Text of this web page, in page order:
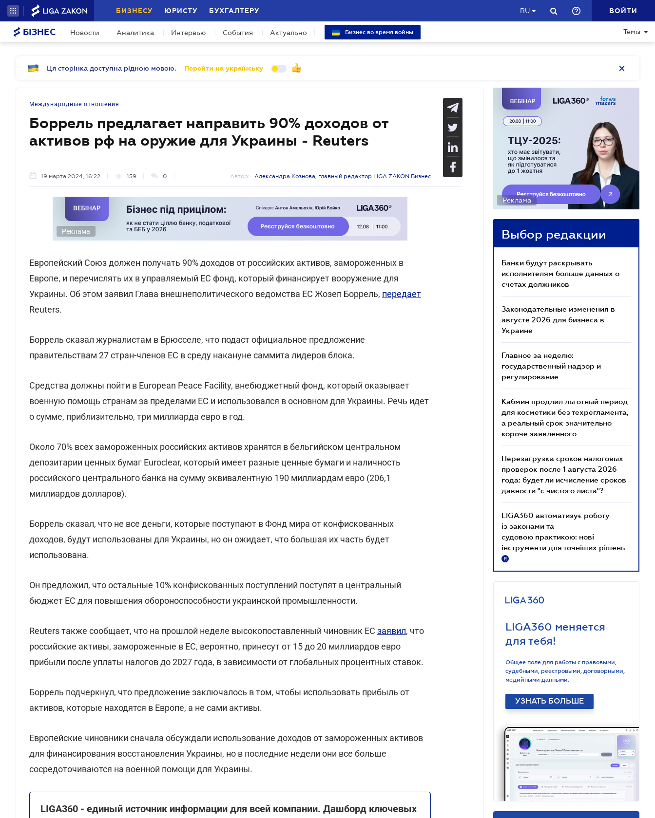
БИЗНЕСУ ЮРИСТУ БУХГАЛТЕРУ RU ВОЙТИ
БІЗНЕС Новости Аналитика Интервью События Актуально Бизнес во время войны Темы
Ця сторінка доступна рідною мовою. Перейти на українську
Международные отношения
Боррель предлагает направить 90% доходов от
активов рф на оружие для Украины - Reuters
19 марта 2024, 16:22 159 0 Автор: Александра Кознова, главный редактор LIGA ZAKON Бизнес
Реклама
Европейский Союз должен получать 90% доходов от российских активов, замороженных в
Европе, и перечислять их в управляемый ЕС фонд, который финансирует вооружение для
Украины. Об этом заявил Глава внешнеполитического ведомства ЕС Жозеп Боррель, передает
Reuters.
Боррель сказал журналистам в Брюсселе, что подаст официальное предложение
правительствам 27 стран-членов ЕС в среду накануне саммита лидеров блока.
Средства должны пойти в European Peace Facility, внебюджетный фонд, который оказывает
военную помощь странам за пределами ЕС и использовался в основном для Украины. Речь идет
о сумме, приблизительно, три миллиарда евро в год.
Около 70% всех замороженных российских активов хранятся в бельгийском центральном
депозитарии ценных бумаг Euroclear, который имеет разные ценные бумаги и наличность
российского центрального банка на сумму эквивалентную 190 миллиардам евро (206,1
миллиардов долларов).
Боррель сказал, что не все деньги, которые поступают в Фонд мира от конфискованных
доходов, будут использованы для Украины, но он ожидает, что большая их часть будет
использована.
Он предложил, что остальные 10% конфискованных поступлений поступят в центральный
бюджет ЕС для повышения обороноспособности украинской промышленности.
Reuters также сообщает, что на прошлой неделе высокопоставленный чиновник ЕС заявил, что
российские активы, замороженные в ЕС, вероятно, принесут от 15 до 20 миллиардов евро
прибыли после уплаты налогов до 2027 года, в зависимости от глобальных процентных ставок.
Боррель подчеркнул, что предложение заключалось в том, чтобы использовать прибыль от
активов, которые находятся в Европе, а не сами активы.
Европейские чиновники сначала обсуждали использование доходов от замороженных активов
для финансирования восстановления Украины, но в последние недели они все больше
сосредоточиваются на военной помощи для Украины.
LIGA360 - единый источник информации для всей компании. Дашборд ключевых
Реклама
Выбор редакции
Банки будут раскрывать
исполнителям больше данных о
счетах должников
Законодательные изменения в
августе 2026 для бизнеса в
Украине
Главное за неделю:
государственный надзор и
регулирование
Кабмин продлил льготный период
для косметики без техрегламента,
а реальный срок значительно
короче заявленного
Перезагрузка сроков налоговых
проверок после 1 августа 2026
года: будет ли исчисление сроков
давности "с чистого листа"?
LIGA360 автоматизує роботу
із законами та
судовою практикою: нові
інструменти для точніших рішень
R
LIGA360 меняется
для тебя!
Общее поле для работы с правовыми,
судебными, реестровыми, договорными,
медийными данными.
УЗНАТЬ БОЛЬШЕ